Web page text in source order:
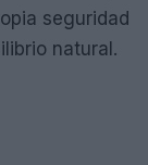
seguridad
natural.